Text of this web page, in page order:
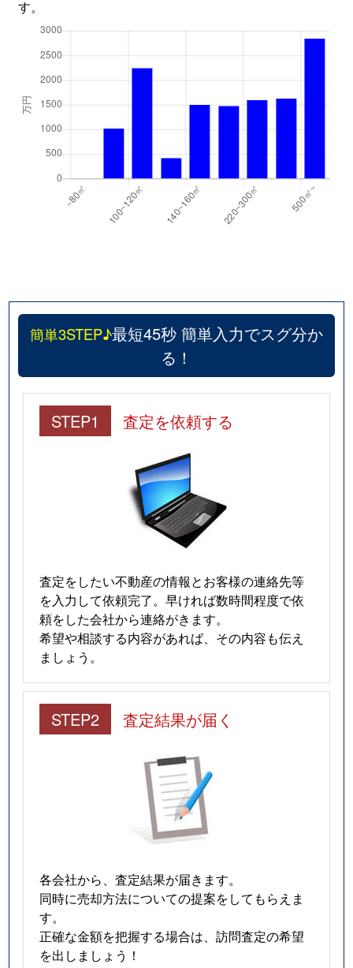
す。
簡単3STEP♪最短45秒 簡単入力でスグ分か
る！
STEP1 査定を依頼する
査定をしたい不動産の情報とお客様の連絡先等
を入力して依頼完了。早ければ数時間程度で依
頼をした会社から連絡がきます。
希望や相談する内容があれば、その内容も伝え
ましょう。
STEP2 査定結果が届く
各会社から、査定結果が届きます。
同時に売却方法についての提案をしてもらえま
す。
正確な金額を把握する場合は、訪問査定の希望
を出しましょう！